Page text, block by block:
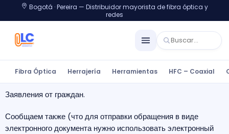
Bogotá · Pereira — Distribuidor mayorista de fibra óptica y
redes
Fibra Óptica Herrajería Herramientas HFC – Coaxial
Заявления от граждан.
Сообщаем также (что для отправки обращения в виде
электронного документа нужно использовать электронный